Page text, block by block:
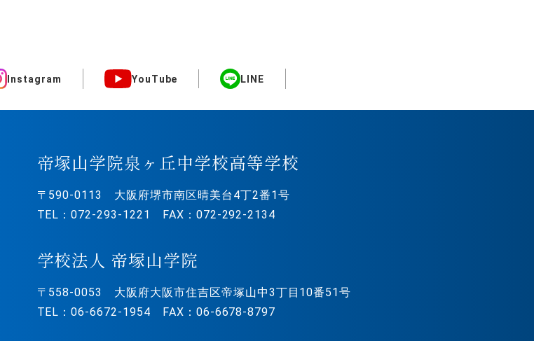
Instagram YouTube LINE
帝塚山学院泉ヶ丘中学校高等学校
〒590-0113 大阪府堺市南区晴美台4丁2番1号
TEL：072-293-1221 FAX：072-292-2134
学校法人 帝塚山学院
〒558-0053 大阪府大阪市住吉区帝塚山中3丁目10番51号
TEL：06-6672-1954 FAX：06-6678-8797